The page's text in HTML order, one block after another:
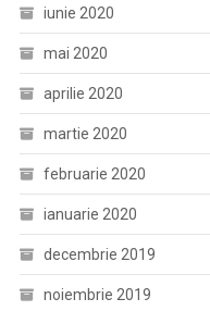
iunie 2020
mai 2020
aprilie 2020
martie 2020
februarie 2020
ianuarie 2020
decembrie 2019
noiembrie 2019